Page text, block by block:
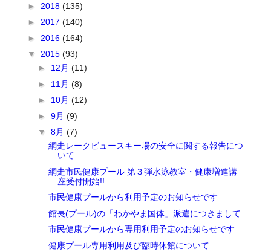
► 2018(135)
►2017(140)
► 2016(164)
▼2015(93)
► 12月(11)
► 11月(8)
► 10月(12)
►9月(9)
▼8月(7)
網走レークビュースキー場の安全に関する報告につ
いて
網走市民健康プール 第３弾水泳教室・健康増進講
座受付開始!!
市民健康プールから利用予定のお知らせです
館長(プール)の「わかやま国体」派遣につきまして
市民健康プールから専用利用予定のお知らせです
健康プール専用利用及び臨時休館について